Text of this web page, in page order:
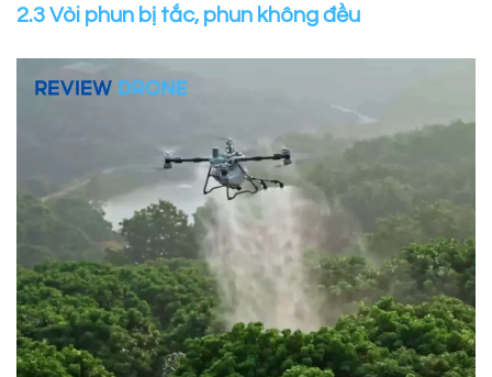
2.3 Vòi phun bị tắc, phun không đều